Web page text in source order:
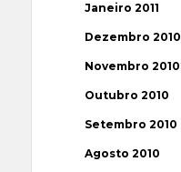
Janeiro 2011
Dezembro 2010
Novembro 2010
Outubro 2010
Setembro 2010
Agosto 2010